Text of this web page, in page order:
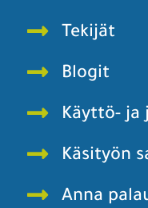
Tekijät
Blogit
Käyttö- ja
Käsityön
Anna